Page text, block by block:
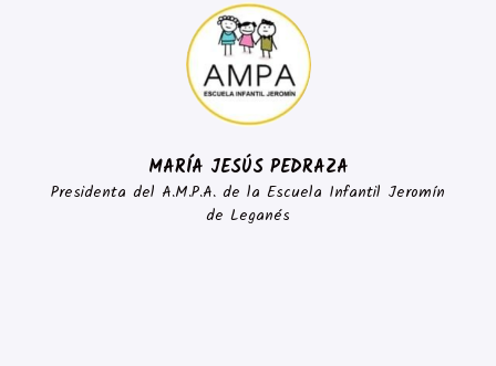
MARÍA JESÚS PEDRAZA
Presidenta del A.M.P.A. de la Escuela Infantil Jeromín
de Leganés